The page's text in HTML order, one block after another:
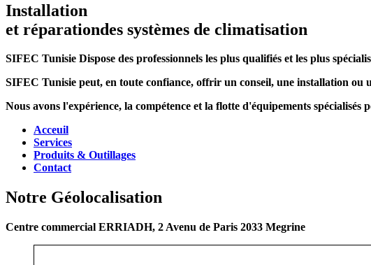
Installation
et réparationdes systèmes de climatisation
SIFEC Tunisie Dispose des professionnels les plus qualifiés et les plus
SIFEC Tunisie peut, en toute confiance, offrir un conseil, une installation ou
Nous avons l'expérience, la compétence et la flotte d'équipements spécialisés
Acceuil
Services
Produits & Outillages
Contact
Notre Géolocalisation
Centre commercial ERRIADH, 2 Avenu de Paris 2033 Megrine